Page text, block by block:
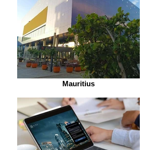
Mauritius